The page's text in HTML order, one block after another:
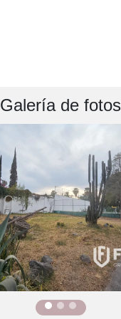
Galería de fotos